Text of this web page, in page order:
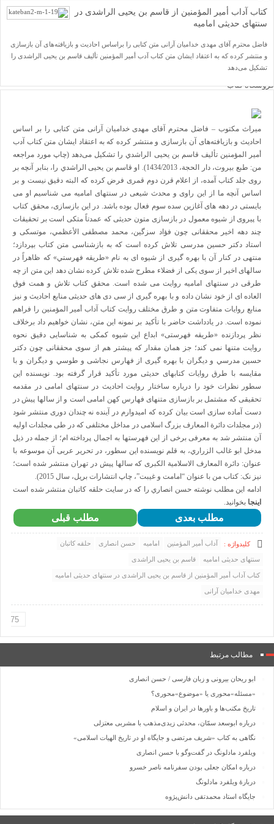
یاد مفاخر
نسخه و سند
نگاره
درباره ما
تماس با ما
عضویت در خبرنامه
فروشگاه کتاب
دانشگاه افغانستان
صفحه نخست
یادداشت روز
اخبار میراث
تازه‌های کتاب
نشریات
فصلنامۀ گزارش میراث
ضمیمۀ فصلنامۀ گزارش میراث
دوفصلنامۀ آینۀ میراث
ضمیمۀ دوفصلنامۀ آینۀ میراث
دو فصلنامۀ میراث علمی اسلام و ایران
ضمیمۀ دو فصلنامۀ میراث علمی اسلام و ایران
نشست‌ها و همایش‌ها
نشستهای علمی – پژوهشی
همایش های داخلی و بین المللی
گالری
گزارش تصویری
پادکست‌ها
یاد مفاخر
نسخه و سند
نگاره
درباره ما
تماس با ما
عضویت در خبرنامه
کتابشناسی
فروشگاه کتاب
■ پخش زنده
♥ حامیان
دانشگاه افغانستان
فهرست
کتاب آداب أمیر المؤمنین از قاسم بن یحیی الراشدی در
سنتهای حدیثی امامیه
فاضل محترم آقای مهدی خدامیان آرانی متن کتابی را براساس احادیث و بازیافته‌های آن بازسازی
و منتشر کرده که به اعتقاد ایشان متن کتاب آدب أمیر المؤمنین تألیف قاسم بن یحیی الراشدی را
تشکیل می‌دهد
ميراث مكتوب – فاضل محترم آقای مهدی خداميان آرانی متن کتابی را بر اساس
احاديث و بازيافته‌های آن بازسازی و منتشر کرده که به اعتقاد ايشان متن کتاب آدب
أمير المؤمنين تأليف قاسم بن يحيی الراشدي را تشکيل می‌دهد (چاپ مورد مراجعه
من: طبع بيروت، دار الحجة، 1434/2013). او قاسم بن يحيی الراشدي را، بنابر آنچه بر
روی جلد کتاب آمده، از اعلام قرن دوم قمری فرض کرده که البته دقيق نيست و بر
اساس آنچه ما از اين راوی و محدث شيعی در سنتهای اماميه می شناسيم او می
بايستی در دهه های آغازين سده سوم فعال بوده باشد. در اين بازسازی، محقق کتاب
با پيروی از شيوه معمول در بازسازی متون حديثی که عمدتاً متکی است بر تحقيقات
چند دهه اخير محققانی چون فؤاد سزگين، محمد مصطفی الأعظمي، موتسکی و
استاد دکتر حسين مدرسی تلاش کرده است که به بازشناسی متن کتاب بپردازد؛
منتهی در کنار آن با بهره گيری از شيوه ای به نام «طريقه فهرستي» که ظاهراً در
سالهای اخير از سوی يکی از فضلاء مطرح شده تلاش کرده نشان دهد اين متن از چه
طرقی در سنتهای اماميه روايت می شده است. محقق کتاب تلاش و همت فوق
العاده ای از خود نشان داده و با بهره گيری از سی دی های حديثی منابع احاديث و نيز
منابع روايات متفاوت متن و طرق مختلف روايت کتاب آداب أمير المؤمنين را فراهم
نموده است. در يادداشت حاضر با تأکيد بر نمونه اين متن، نشان خواهيم داد برخلاف
نظر پردازنده «طريقه فهرستی» ابداع اين شيوه کمکی به شناسايی دقيق نحوه
روايت متنها نمی کند؛ جز همان مقدار که پيشتر هم از سوی محققانی چون دکتر
حسين مدرسي و ديگران با بهره گيری از فهارس نجاشی و طوسي و ديگران و با
مقايسه با طرق روايات کتابهای حديثی مورد تأکيد قرار گرفته بود. نويسنده اين
سطور نظرات خود را درباره ساختار روايت احاديث در سنتهای امامی در مقدمه
تحقيقی که مشتمل بر بازسازی متنهای فهارس کهن امامی است و از سالها پيش در
دست آماده سازی است بيان کرده که اميدوارم در آينده نه چندان دوری منتشر شود
(در مجلدات دائرة المعارف بزرگ اسلامی در مداخل مختلفی که در طی مجلدات اوليه
آن منتشر شد به معرفی برخی از اين فهرستها به اجمال پرداخته ام؛ از جمله در ذيل
مدخل ابو غالب الزراري، به قلم نويسنده اين سطور، در تحرير عربی آن موسوعه با
عنوان: دائرة المعارف الاسلامية الکبری که سالها پيش در تهران منتشر شده است؛
نيز نک: کتاب من با عنوان “امامت و غيبت”، چاپ انتشارات بريل، سال 2015).
ادامه اين مطلب نوشته حسن انصاري را كه در سايت حلقه كاتبان منتشر شده است
اینجا بخوانيد.
مطلب قبلی مطلب بعدی
کلیدواژه : آداب أمیر المؤمنین امامیه حسن انصاری حلقه كاتبان
سنتهای حدیثی امامیه قاسم بن یحیی الراشدی
کتاب آداب أمیر المؤمنین از قاسم بن یحیی الراشدی در سنتهای حدیثی امامیه
مهدی خداميان آرانی
مطالب مرتبط
ابو ريحان بيرونی و زبان فارسی / حسن انصاری
«مسئله»محوری یا «موضوع»محوری؟
تاریخ مکتب‌ها و باورها در ایران و اسلام
درباره ابوسعد سمّان، محدثی زیدی‌مذهب با مشربی معتزلی
نگاهی به کتاب «شریف مرتضی و جایگاه او در تاریخ الهیات اسلامی»
ویلفرد مادلونگ در گفت‌وگو با حسن انصاری
درباره امکان جعلی بودن سفرنامه ناصر خسرو
دربارۀ ویلفرد مادلونگ
جایگاه استاد محمدتقی دانش‌پژوه